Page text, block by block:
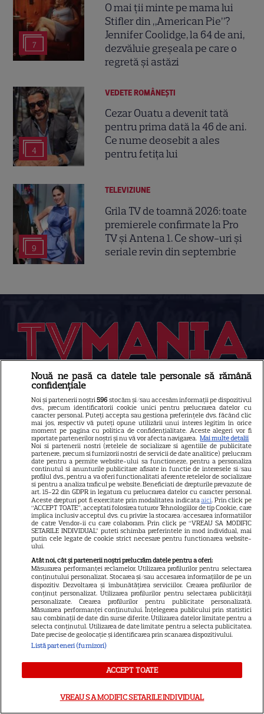
7
O mai ții minte pe mama lui
Stifler din „American Pie”?
Jennifer Coolidge, la 64 de ani,
dezvăluie greșeala pe care o
regretă și astăzi
4
VEDETE ROMÂNEŞTI
Cezar Ouatu a devenit tată
pentru prima dată la 46 de ani.
Ce nume deosebit a ales
pentru fetița lui
9
TELEVIZIUNE
Grila TV de toamnă 2026: toate
premierele confirmate la Pro
TV și Antena 1. Ce show-uri și
seriale revin din septembrie
Contact
Contacte televiziuni
Abonamente
Publicitate
Termeni și condiții
Despre cookies
Politica de confidenţialitate
Sitemap
NUMĂRUL CURENT
ABONEAZA-TE LA REVISTĂ
Libertatea
Libertatea pentru femei
Nouă ne pasă ca datele tale personale să rămână
confidențiale
Noi și partenerii noștri596 stocăm și/sau accesăm informații pe dispozitivul
dvs., precum identificatorii cookie unici pentru prelucrarea datelor cu
caracter personal. Puteți accepta sau gestiona preferințele dvs. făcând clic
mai jos, respectiv vă puteți opune utilizării unui interes legitim în orice
moment pe pagina cu politica de confidențialitate. Aceste alegeri vor fi
raportate partenerilor noștri și nu vă vor afecta navigarea. Mai multe detalii
Noi si partenerii nostri (retelele de socializare si agentiile de publicitate
partenere, precum si furnizorii nostri de servicii de date analitice) prelucram
date pentru a permite website-ului sa functioneze, pentru a personaliza
continutul si anunturile publicitare afisate in functie de interesele si/sau
profilul dvs., pentru a va oferi functionalitati aferente retelelor de socializare
si pentru a analiza traficul pe website. Beneficiati de drepturile prevazute de
art. 15-22 din GDPR in legatura cu prelucrarea datelor cu caracter personal.
Aceste drepturi pot fi exercitate prin modalitatea indicataaici. Prin click pe
“ACCEPT TOATE”, acceptati folosirea tuturor Tehnologiilor de tip Cookie, care
implica inclusiv acceptul dvs. cu privire la stocarea/accesarea informatiilor
de catre Vendor-ii cu care colaboram. Prin click pe “VREAU SA MODIFIC
SETARILE INDIVIDUAL” puteti schimba preferintele in mod individual, mai
putin cele legate de cookie strict necesare pentru functionarea website-
ului.
Atât noi, cât și partenerii noștri prelucrăm datele pentru a oferi:
Măsurarea performanței reclamelor. Utilizarea profilurilor pentru selectarea
conținutului personalizat. Stocarea și/sau accesarea informațiilor de pe un
dispozitiv. Dezvoltarea și îmbunătățirea serviciilor. Crearea profilurilor de
conținut personalizat. Utilizarea profilurilor pentru selectarea publicității
personalizate. Crearea profilurilor pentru publicitate personalizată.
Măsurarea performanței conținutului. Înțelegerea publicului prin statistici
sau combinații de date din surse diferite. Utilizarea datelor limitate pentru a
selecta conținutul. Utilizarea de date limitate pentru a selecta publicitatea.
Date precise de geolocație și identificarea prin scanarea dispozitivului.
Listă parteneri (furnizori)
ACCEPT TOATE
VREAU SA MODIFIC SETARILE INDIVIDUAL